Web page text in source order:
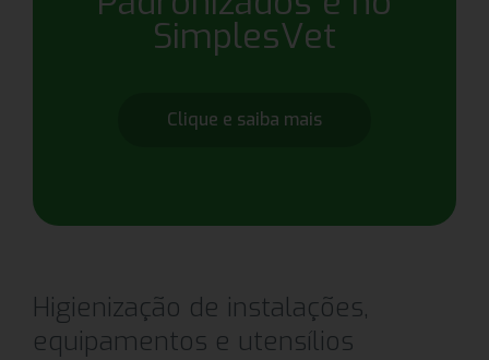
SimplesVet
Clique e saiba mais
Higienização de instalações,
equipamentos e utensílios